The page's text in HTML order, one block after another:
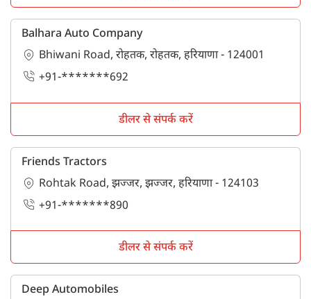
Balhara Auto Company
Bhiwani Road, रोहतक, रोहतक, हरियाणा - 124001
+91-*******692
डीलर से संपर्क करें
Friends Tractors
Rohtak Road, झज्जर, झज्जर, हरियाणा - 124103
+91-*******890
डीलर से संपर्क करें
Deep Automobiles